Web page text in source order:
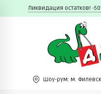
Ликвидация остатков! -
Шоу-рум: м.